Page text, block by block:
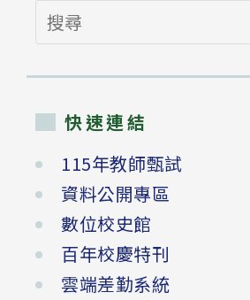
搜
尋
快速連結
115年教師甄試
資料公開專區
數位校史館
百年校慶特刊
雲端差勤系統